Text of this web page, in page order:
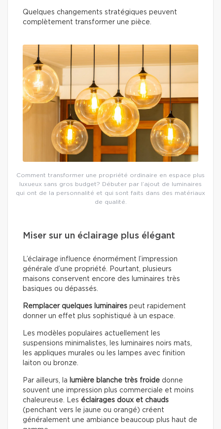
Quelques changements stratégiques peuvent
complètement transformer une pièce.
Comment transformer une propriété ordinaire en espace plus
luxueux sans gros budget? Débuter par l’ajout de luminaires
qui ont de la personnalité et qui sont faits dans des matériaux
de qualité.
Miser sur un éclairage plus élégant
L’éclairage influence énormément l’impression
générale d’une propriété. Pourtant, plusieurs
maisons conservent encore des luminaires très
basiques ou dépassés.
Remplacer quelques luminaires peut rapidement
donner un effet plus sophistiqué à un espace.
Les modèles populaires actuellement les
suspensions minimalistes, les luminaires noirs mats,
les appliques murales ou les lampes avec finition
laiton ou bronze.
Par ailleurs, la lumière blanche très froide donne
souvent une impression plus commerciale et moins
chaleureuse. Les éclairages doux et chauds
(penchant vers le jaune ou orangé) créent
généralement une ambiance beaucoup plus haut de